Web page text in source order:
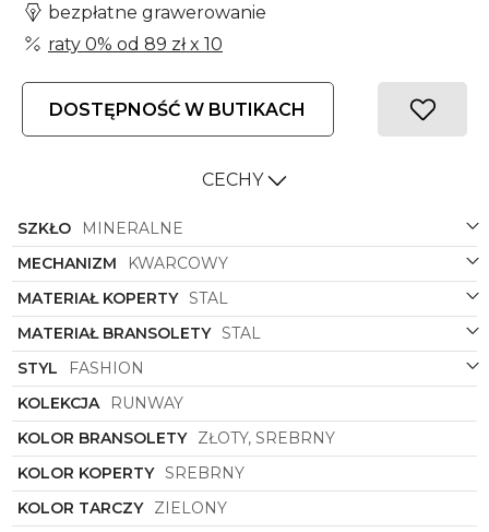
bezpłatne grawerowanie
raty 0% od 89 złx 10
DOSTĘPNOŚĆ W BUTIKACH
CECHY
SZKŁO
MINERALNE
MECHANIZM
KWARCOWY
MATERIAŁ KOPERTY STAL
MATERIAŁ BRANSOLETY STAL
STYL
FASHION
KOLEKCJA
RUNWAY
KOLOR BRANSOLETY ZŁOTY, SREBRNY
KOLOR KOPERTY SREBRNY
KOLOR TARCZY ZIELONY